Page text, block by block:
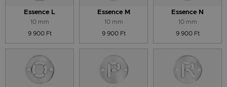
Essence L
10 mm
9 900 Ft
Essence M
10 mm
9 900 Ft
Essence N
10 mm
9 900 Ft